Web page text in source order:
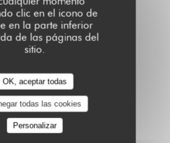
clic en el icono de
en la parte inferior
de las páginas del
sitio.
OK, aceptar todas
todas las cookies
Personalizar
89,00 EUR
Bout 75 cl
12,00 EUR
Coupe 12 .
PAYELLE